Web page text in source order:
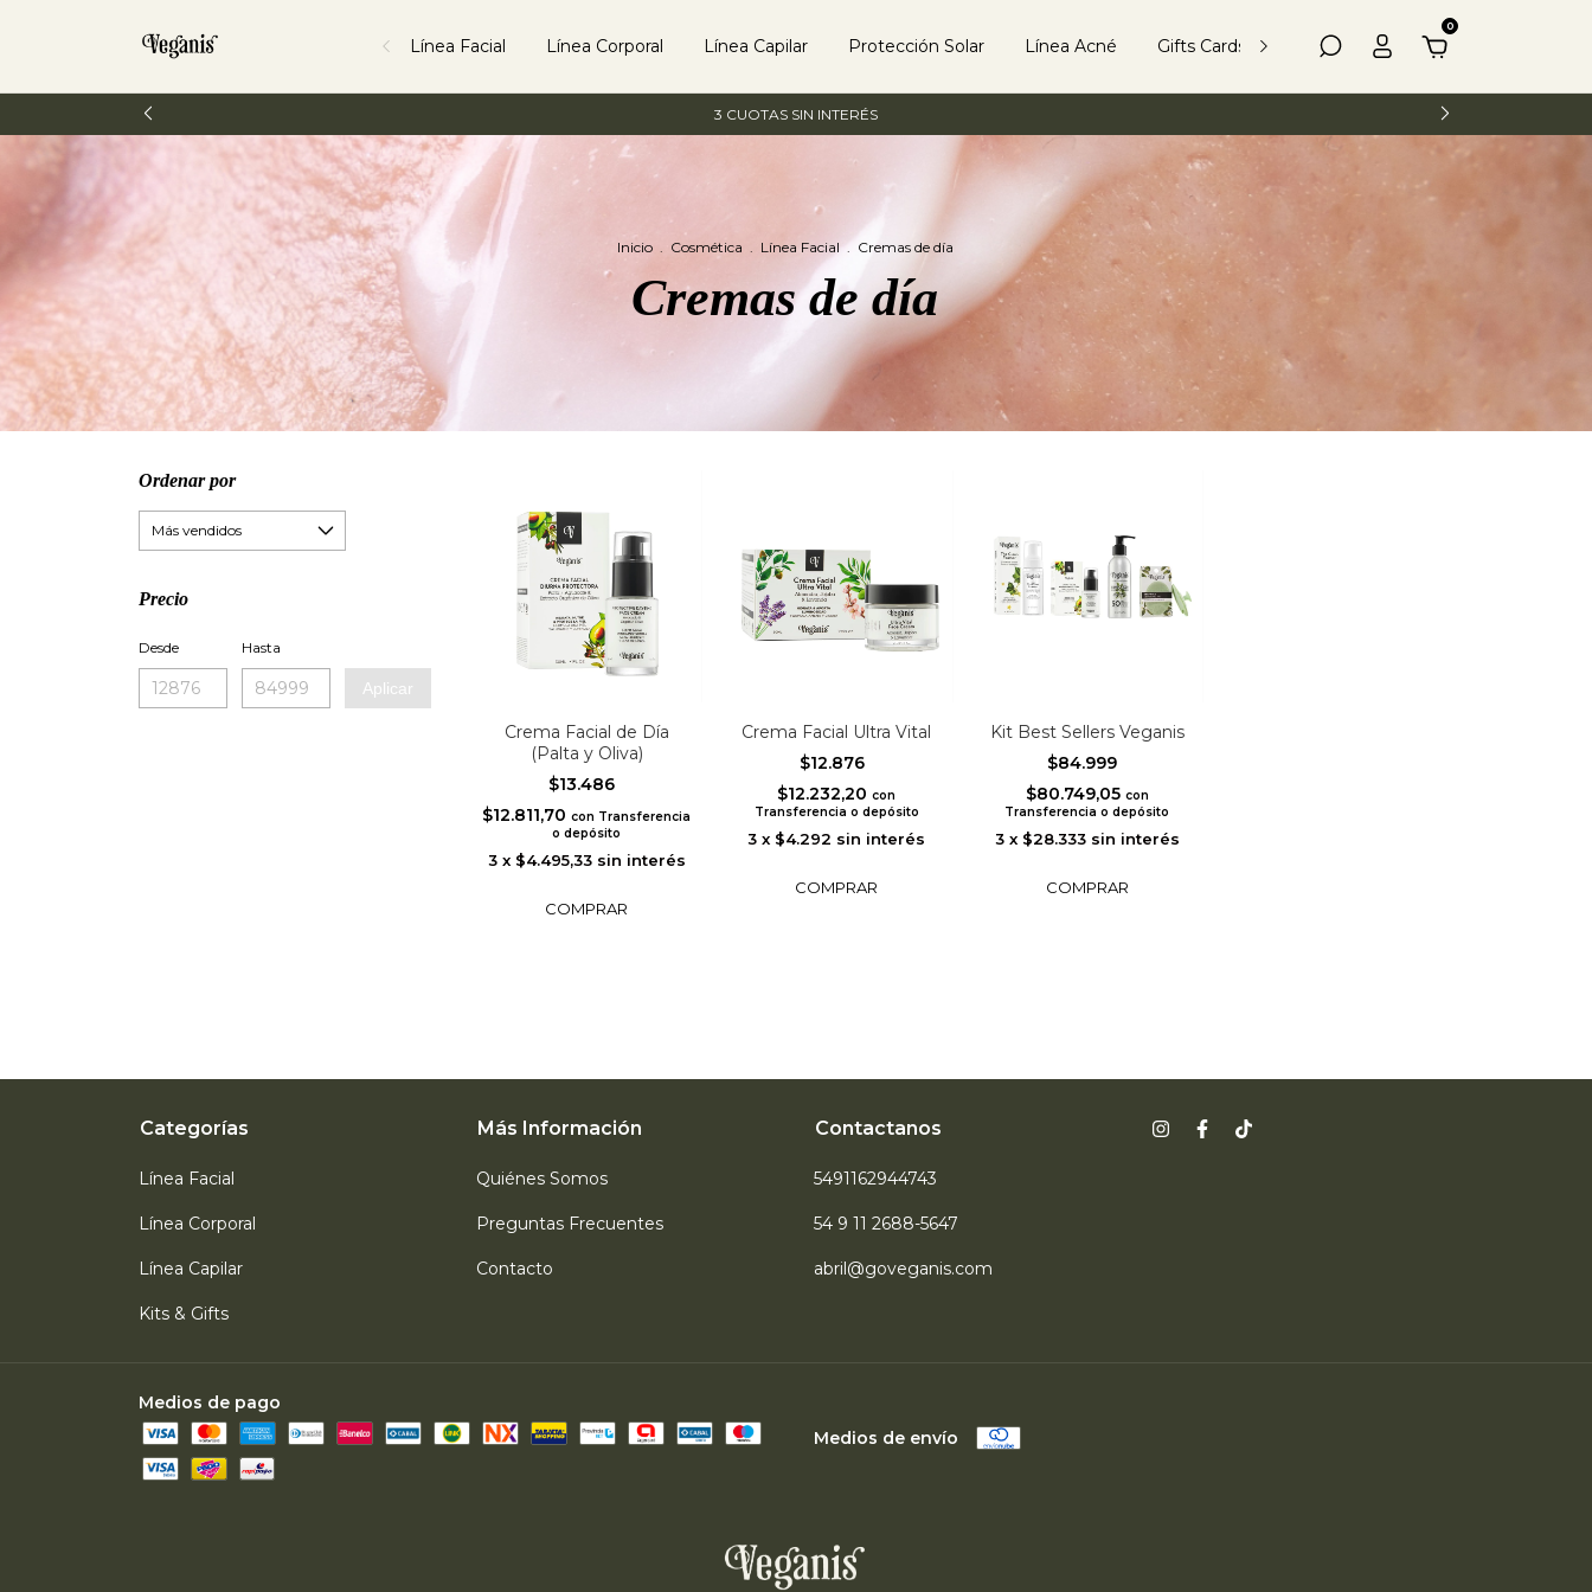
Línea Facial Línea Corporal Línea Capilar Protección Solar Línea Acné Gifts Cards Más Información
0
3 CUOTAS SIN INTERÉS
Inicio . Cosmética . Línea Facial . Cremas de día
Cremas de día
Ordenar por
Precio
Desde Hasta
Aplicar
Crema Facial de Día
(Palta y Oliva)
$13.486
$12.811,70con Transferencia
o depósito
3 x $4.495,33 sin interés
Crema Facial Ultra Vital
$12.876
$12.232,20con
Transferencia o depósito
3 x $4.292 sin interés
Kit Best Sellers Veganis
$84.999
$80.749,05 con
Transferencia o depósito
3 x $28.333 sin interés
Categorías
Línea Facial
Línea Corporal
Línea Capilar
Kits & Gifts
Más Información
Quiénes Somos
Preguntas Frecuentes
Contacto
Contactanos
5491162944743
54 9 11 2688-5647
abril@goveganis.com
Medios de pago
Medios de envío